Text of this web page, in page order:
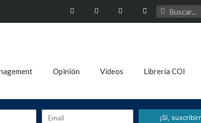
Opinión Vídeos Librería COI
¡Sí,